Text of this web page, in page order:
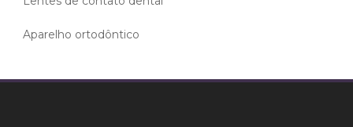
Aparelho ortodôntico